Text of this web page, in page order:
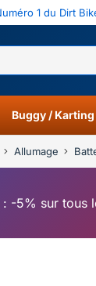
1 du Dirt
Buggy / Karting
Allumage
: -5% sur tous